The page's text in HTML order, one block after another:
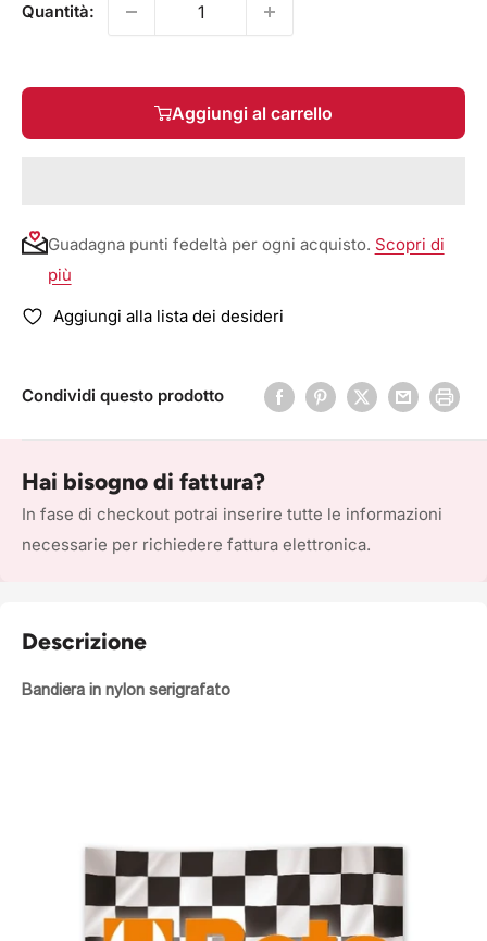
Quantità:
Aggiungi al carrello
Guadagna punti fedeltà per ogni acquisto. Scopri di
più
Aggiungi alla lista dei desideri
Condividi questo prodotto
Hai bisogno di fattura?
In fase di checkout potrai inserire tutte le informazioni
necessarie per richiedere fattura elettronica.
Descrizione
Bandiera in nylon serigrafato